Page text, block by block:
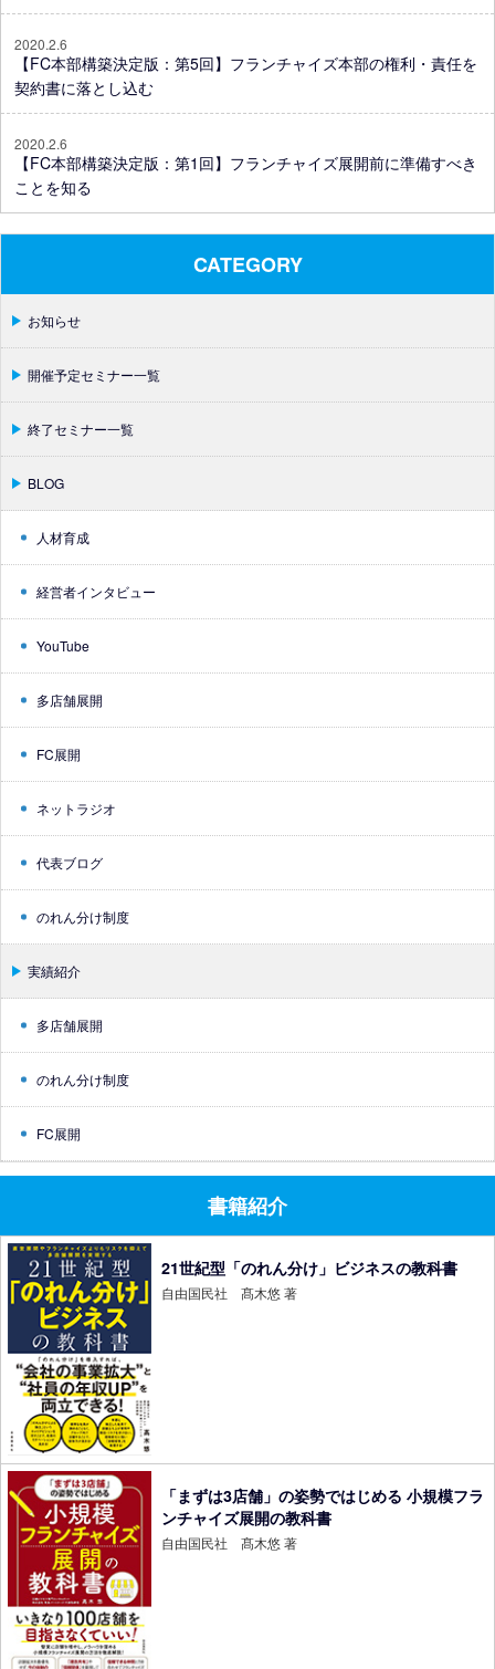
2020.2.6
【FC本部構築決定版：第5回】フランチャイズ本部の権利・責任を
契約書に落とし込む
2020.2.6
【FC本部構築決定版：第1回】フランチャイズ展開前に準備すべき
ことを知る
CATEGORY
お知らせ
開催予定セミナー一覧
終了セミナー一覧
BLOG
人材育成
経営者インタビュー
YouTube
多店舗展開
FC展開
ネットラジオ
代表ブログ
のれん分け制度
実績紹介
多店舗展開
のれん分け制度
FC展開
書籍紹介
21世紀型「のれん分け」ビジネスの教科書
自由国民社 髙木悠 著
「まずは3店舗」の姿勢ではじめる 小規模フラ
ンチャイズ展開の教科書
自由国民社 髙木悠 著